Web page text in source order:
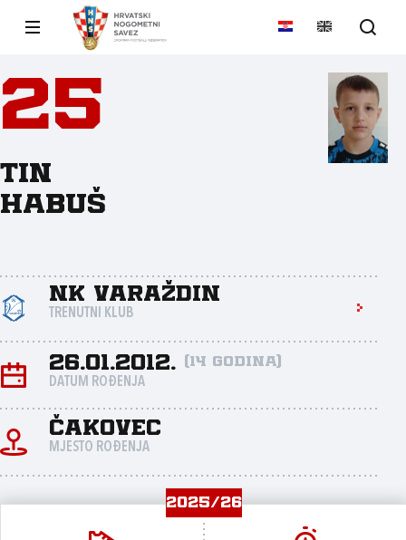
25
Tin
Habuš
NK Varaždin
TRENUTNI KLUB
26.01.2012. (14 godina)
DATUM ROĐENJA
Čakovec
MJESTO ROĐENJA
2025/26